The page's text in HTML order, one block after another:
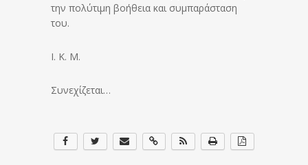
την πολύτιμη βοήθεια και συμπαράσταση
του.
I. Κ. Μ.
Συνεχίζεται…